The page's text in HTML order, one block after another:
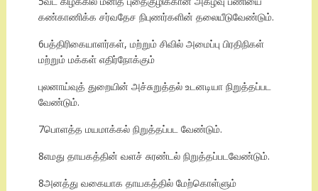
கண்காணிக்க சர்வதேச நிபுணர்களின் தலையீடுவேண்டும்.
6பத்திரிகையாளர்கள், மற்றும் சிவில் அமைப்பு பிரதிநிகள்
மற்றும் மக்கள் எதிர்நோக்கும்
புலனாய்வுத் துறையின் அச்சுறுத்தல் உடனடியா நிறுத்தப்பட
வேண்டும்.
7பொளத்த மயமாக்கல் நிறுத்தப்பட வேண்டும்.
8எமது தாயகத்தின் வளச் சுரண்டல் நிறுத்தப்படவேண்டும்.
8அனத்து வகையாக தாயகத்தில் மேற்கொள்ளும்